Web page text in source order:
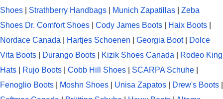
Shoes
Strathberry Handbags Munich Zapatillas
Zeba
Shoes Dr. Comfort Shoes Cody James Boots Haix Boots
Nordace Canada
Hartjes Schoenen Georgia Boot|
Dolce
Vita Boots
Durango Boots Kizik Shoes Canada
Rodeo King
Hats
Rujo Boots Cobb Hill Shoes SCARPA Schuhe
Fenoglio Boots
Moshn Shoes Unisa Zapatos Drew's Boots